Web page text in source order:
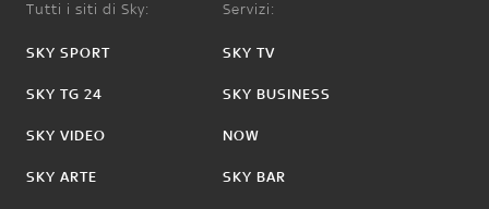
Tutti i siti di Sky:
SKY SPORT
SKY TG 24
SKY VIDEO
SKY ARTE
Servizi:
SKY TV
SKY BUSINESS
NOW
SKY BAR